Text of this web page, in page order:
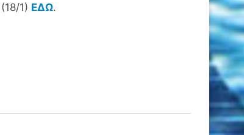
1) ΕΔΩ.